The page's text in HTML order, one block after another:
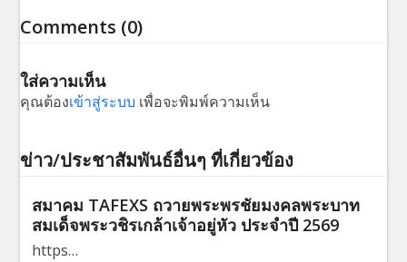
Comments (0)
ใส่ความเห็น
คุณต้องเข้าสู่ระบบ เพื่อจะพิมพ์ความเห็น
ข่าว/ประชาสัมพันธ์อื่นๆ ที่เกี่ยวข้อง
สมาคม TAFEXS ถวายพระพรชัยมงคลพระบาท
สมเด็จพระวชิรเกล้าเจ้าอยู่หัว ประจำปี 2569
https…